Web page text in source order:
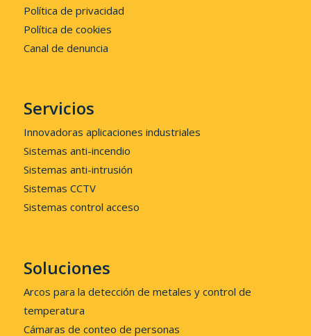
Política de privacidad
Política de cookies
Canal de denuncia
Servicios
Innovadoras aplicaciones industriales
Sistemas anti-incendio
Sistemas anti-intrusión
Sistemas CCTV
Sistemas control acceso
Soluciones
Arcos para la detección de metales y control de
temperatura
Cámaras de conteo de personas